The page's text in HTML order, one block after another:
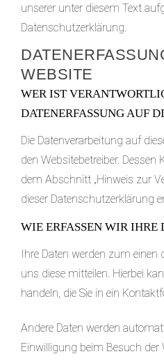
unserer unter diesem Text
Datenschutzerklärung.
WEBSITE
WER IST
DATENERFASSUNG AUF
Die Datenverarbeitung auf
den Websitebetreiber. Dessen
dem Abschnitt „Hinweis zur
dieser Datenschutzerklärung
WIE ERFASSEN WIR IHRE
Ihre Daten werden zum einen
uns diese mitteilen. Hierbei
handeln, die Sie in ein
Andere Daten werden
Einwilligung beim Besuch der